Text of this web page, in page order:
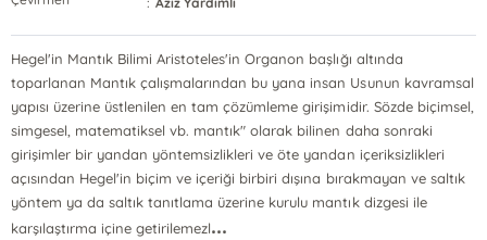
Hegel'in Mantık Bilimi Aristoteles'in Organon başlığı altında
toparlanan Mantık çalışmalarından bu yana insan Usunun kavramsal
yapısı üzerine üstlenilen en tam çözümleme girişimidir. Sözde biçimsel,
simgesel, matematiksel vb. mantık" olarak bilinen daha sonraki
girişimler bir yandan yöntemsizlikleri ve öte yandan içeriksizlikleri
açısından Hegel'in biçim ve içeriği birbiri dışına bırakmayan ve saltık
yöntem ya da saltık tanıtlama üzerine kurulu mantık dizgesi ile
karşılaştırma içine getirilemezl...